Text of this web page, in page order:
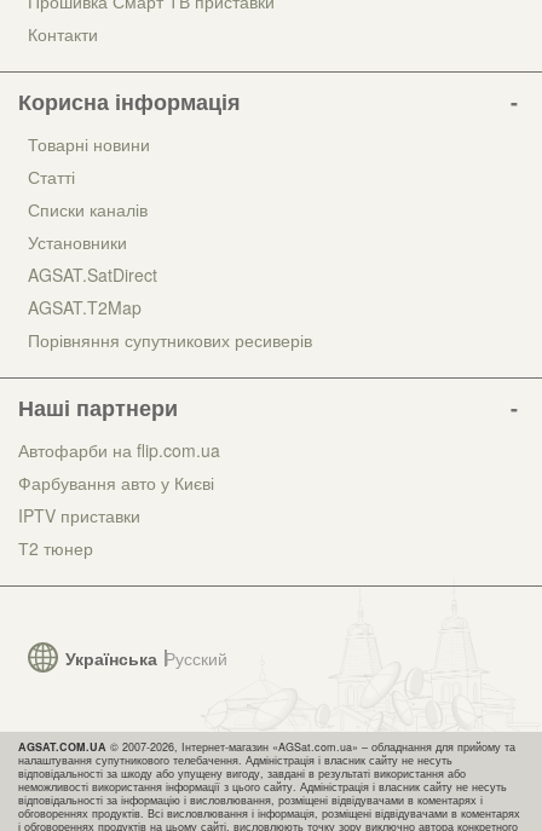
Українська Русский
Контакти
Корисна інформація
Товарні новини
Статті
Списки каналів
Установники
AGSAT.SatDirect
AGSAT.T2Map
Порівняння супутникових ресиверів
Наші партнери
Автофарби на flip.com.ua
Фарбування авто у Києві
IPTV приставки
Т2 тюнер
AGSAT.COM.UA © 2007-2026, Інтернет-магазин «AGSat.com.ua» – обладнання для прийому та
налаштування супутникового телебачення. Адміністрація і власник сайту не несуть
відповідальності за шкоду або упущену вигоду, завдані в результаті використання або
неможливості використання інформації з цього сайту. Адміністрація і власник сайту не несуть
відповідальності за інформацію і висловлювання, розміщені відвідувачами в коментарях і
обговореннях продуктів. Всі висловлювання і інформація, розміщені відвідувачами в коментарях
і обговореннях продуктів на цьому сайті, висловлюють точку зору виключно автора конкретного